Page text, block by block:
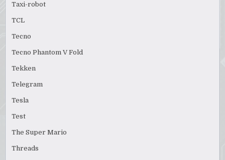
Taxi-robot
TCL
Tecno
Tecno Phantom V Fold
Tekken
Telegram
Tesla
Test
The Super Mario
Threads